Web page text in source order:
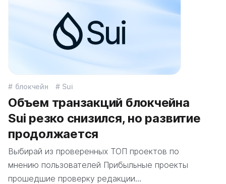
блокчейн Sui
Объем транзакций блокчейна
Sui резко снизился, но развитие
продолжается
Выбирай из проверенных ТОП проектов по
мнению пользователей Прибыльные проекты
прошедшие проверку редакции…